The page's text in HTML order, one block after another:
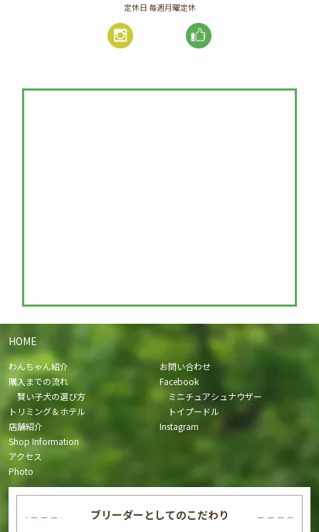
定休日 毎週月曜定休
HOME
わんちゃん紹介
購入までの流れ
賢い子犬の選び方
トリミング＆ホテル
店舗紹介
Shop Information
アクセス
Photo
お問い合わせ
Facebook
ミニチュアシュナウザー
トイプードル
Instagram
ブリーダーとしてのこだわり